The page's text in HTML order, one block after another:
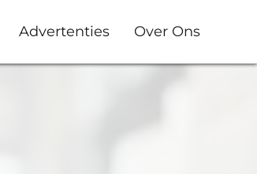
Advertenties Over Ons